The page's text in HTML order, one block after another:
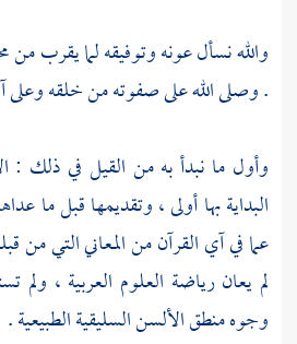
والله نسأل عونه وتوفيقه لما يقرب
. وصلى الله على صفوته من خلقه وعلى
وأول ما نبدأ به من القيل في ذلك :
البداية بها أولى ، وتقديمها قبل ما
عما في آي القرآن من المعاني التي
لم يعان رياضة العلوم العربية ،
وجوه منطق الألسن السليقية الطبيعية .